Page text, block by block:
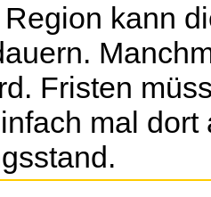
kann
Fristen
mal